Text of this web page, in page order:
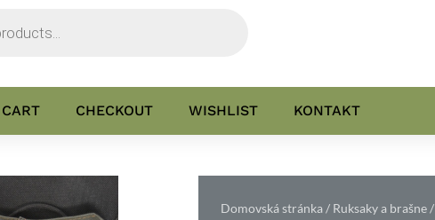
CART CHECKOUT WISHLIST KONTAKT
Domovská stránka/ Ruksaky a brašne/